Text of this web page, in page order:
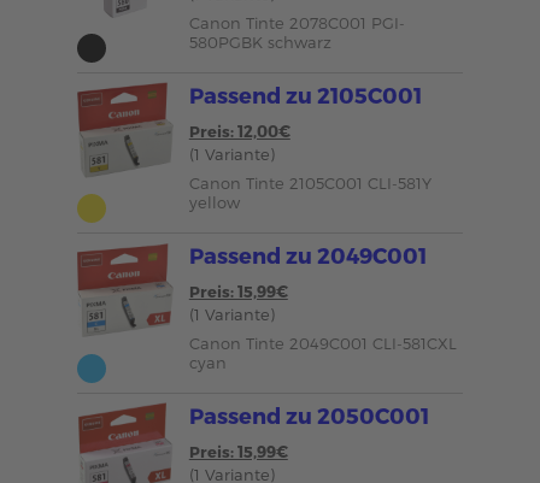
Canon Tinte 2078C001 PGI-
580PGBK schwarz
Passend zu 2105C001
Preis: 12,00€
(1 Variante)
Canon Tinte 2105C001 CLI-581Y
yellow
Passend zu 2049C001
Preis: 15,99€
(1 Variante)
Canon Tinte 2049C001 CLI-581CXL
cyan
Passend zu 2050C001
Preis: 15,99€
(1 Variante)